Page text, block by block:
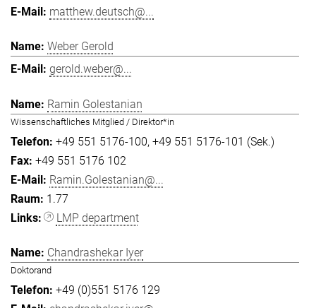
matthew.deutsch@...
Weber Gerold
gerold.weber@...
Ramin Golestanian
Wissenschaftliches Mitglied / Direktor*in
+49 551 5176-100 +49 551 5176-101 (Sek.)
+49 551 5176 102
Ramin.Golestanian@...
1.77
LMP department
Chandrashekar Iyer
Doktorand
+49 (0)551 5176 129